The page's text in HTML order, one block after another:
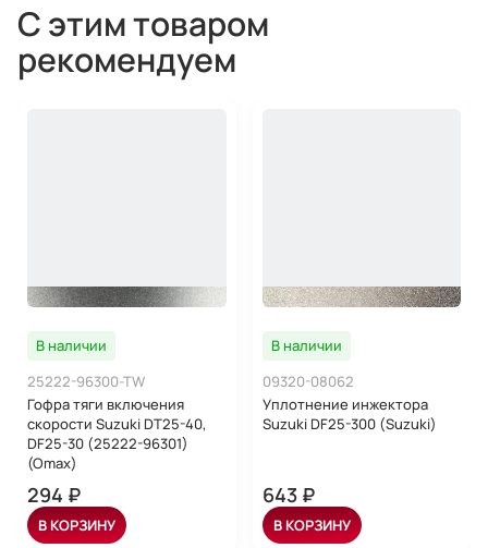
С этим товаром
рекомендуем
В наличии
25222-96300-TW
Гофра тяги включения
скорости Suzuki DT25-40,
DF25-30 (25222-96301)
(Omax)
294 ₽
В КОРЗИНУ
В наличии
09320-08062
Уплотнение инжектора
Suzuki DF25-300 (Suzuki)
643 ₽
В КОРЗИНУ